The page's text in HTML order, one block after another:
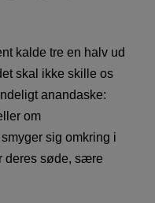
kalde tre en halv ud
skal ikke skille os
anandaske:
om
sig omkring i
deres søde, sære